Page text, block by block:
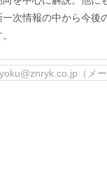
次情報の中から今後